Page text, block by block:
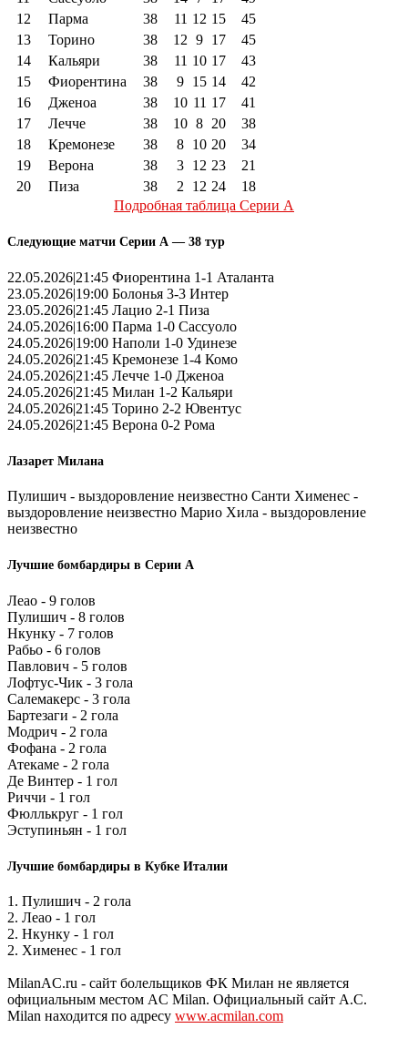
12
Парма 38 11 12 15
45
13
Торино 38 12 9 17
45
14
Кальяри 38 11 10 17
43
15
Фиорентина 38 9 15 14
42
16
Дженоа 38 10 11 17
41
17
Лечче 38 10 8 20
38
18
Кремонезе 38 8 10 20
34
19
Верона 38 3 12 23
21
20
Пиза 38 2 12 24
18
Подробная таблица Серии А
Следующие матчи Серии А — 38 тур
22.05.2026|21:45 Фиорентина 1-1 Аталанта
23.05.2026|19:00 Болонья 3-3 Интер
23.05.2026|21:45 Лацио 2-1 Пиза
24.05.2026|16:00 Парма 1-0 Сассуоло
24.05.2026|19:00 Наполи 1-0 Удинезе
24.05.2026|21:45 Кремонезе 1-4 Комо
24.05.2026|21:45 Лечче 1-0 Дженоа
24.05.2026|21:45 Милан 1-2 Кальяри
24.05.2026|21:45 Торино 2-2 Ювентус
24.05.2026|21:45 Верона 0-2 Рома
Лазарет Милана
Пулишич - выздоровление неизвестно Санти Хименес -
выздоровление неизвестно Марио Хила - выздоровление
неизвестно
Лучшие бомбардиры в Серии А
Леао - 9 голов
Пулишич - 8 голов
Нкунку - 7 голов
Рабьо - 6 голов
Павлович - 5 голов
Лофтус-Чик - 3 гола
Салемакерс - 3 гола
Бартезаги - 2 гола
Модрич - 2 гола
Фофана - 2 гола
Атекаме - 2 гола
Де Винтер - 1 гол
Риччи - 1 гол
Фюллькруг - 1 гол
Эступиньян - 1 гол
Лучшие бомбардиры в Кубке Италии
1. Пулишич - 2 гола
2. Леао - 1 гол
2. Нкунку - 1 гол
2. Хименес - 1 гол
MilanAC.ru - сайт болельщиков ФК Милан не является
официальным местом AC Milan. Официальный сайт A.C.
Milan находится по адресу www.acmilan.com